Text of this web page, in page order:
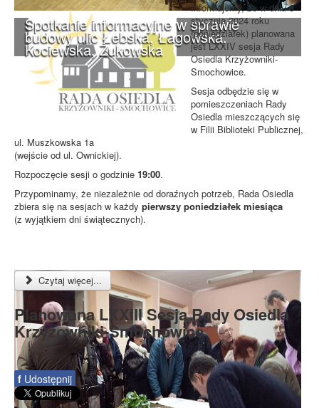
Spotkanie informacyjne w sprawie
budowy ulic Łebska, Łagowska,
Kociewska, Żukowska
Informujemy, że w dniu 8
stycznia 2024 roku
(poniedziałek) planowana
jest LXXIV sesja Rady
Osiedla Krzyżowniki-
Smochowice.
Sesja odbędzie się w
pomieszczeniach Rady
Osiedla mieszczących się
w Filii Biblioteki Publicznej,
ul. Muszkowska 1a
(wejście od ul. Ownickiej).
Rozpoczęcie sesji o godzinie 19:00.
Przypominamy, że niezależnie od doraźnych potrzeb, Rada Osiedla
zbiera się na sesjach w każdy pierwszy poniedziałek miesiąca
(z wyjątkiem dni świątecznych).
Czytaj więcej...
Planowana LXXIII Sesja Rady Osiedla
Krzyżowniki-Smochowice
f Udostępnij